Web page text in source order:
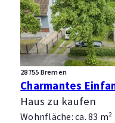
28755 Bremen
Haus zu kaufen
Wohnfläche: ca. 83 m²